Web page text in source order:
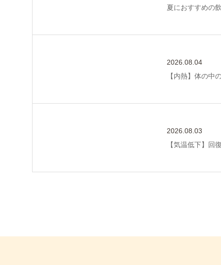
夏におすすめの
2026.08.04
【内熱】体の中
2026.08.03
【気温低下】回